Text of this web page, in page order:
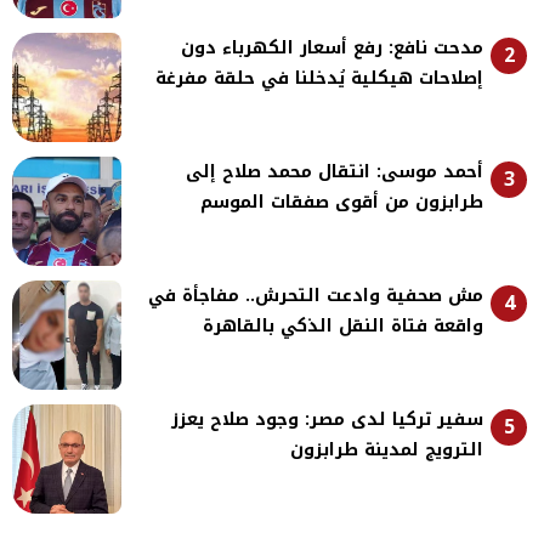
2
مدحت نافع: رفع أسعار الكهرباء دون
إصلاحات هيكلية يُدخلنا في حلقة مفرغة
3
أحمد موسى: انتقال محمد صلاح إلى
طرابزون من أقوى صفقات الموسم
4
مش صحفية وادعت التحرش.. مفاجأة في
واقعة فتاة النقل الذكي بالقاهرة
5
سفير تركيا لدى مصر: وجود صلاح يعزز
الترويج لمدينة طرابزون